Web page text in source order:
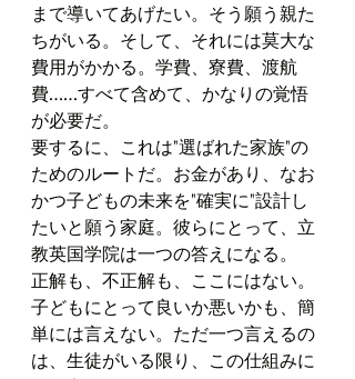
まで導いてあげたい。そう願う親た
ちがいる。そして、それには莫大な
費用がかかる。学費、寮費、渡航
費……すべて含めて、かなりの覚悟
が必要だ。
要するに、これは"選ばれた家族"の
ためのルートだ。お金があり、なお
かつ子どもの未来を"確実に"設計し
たいと願う家庭。彼らにとって、立
教英国学院は一つの答えになる。
正解も、不正解も、ここにはない。
子どもにとって良いか悪いかも、簡
単には言えない。ただ一つ言えるの
は、生徒がいる限り、この仕組みに